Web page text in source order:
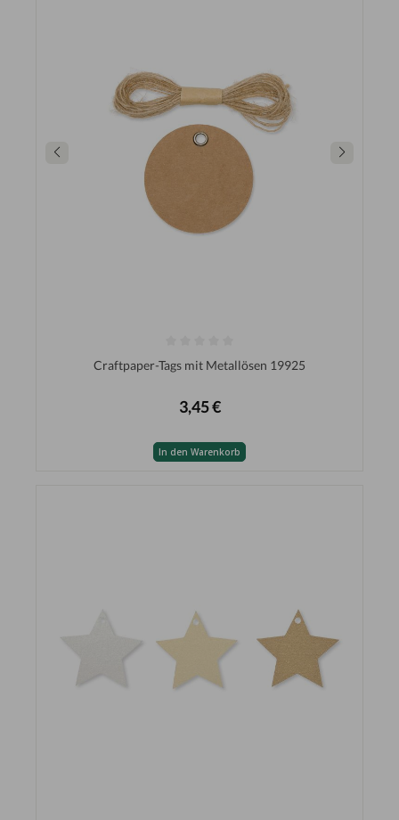
Craftpaper-Tags mit Metallösen 19925
3,45 €
In den Warenkorb